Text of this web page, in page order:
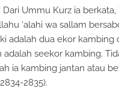
Dari Ummu Kurz ia
‘alahi wa sallam
adalah dua ekor kambing
adalah seekor kambing.
ia kambing jantan atau
2835).